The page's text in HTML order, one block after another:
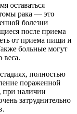
оставаться
рака — это
болезни
после приема
от приема пищи и
больные могут
веса.
полностью
пораженной
при наличии
затруднительно